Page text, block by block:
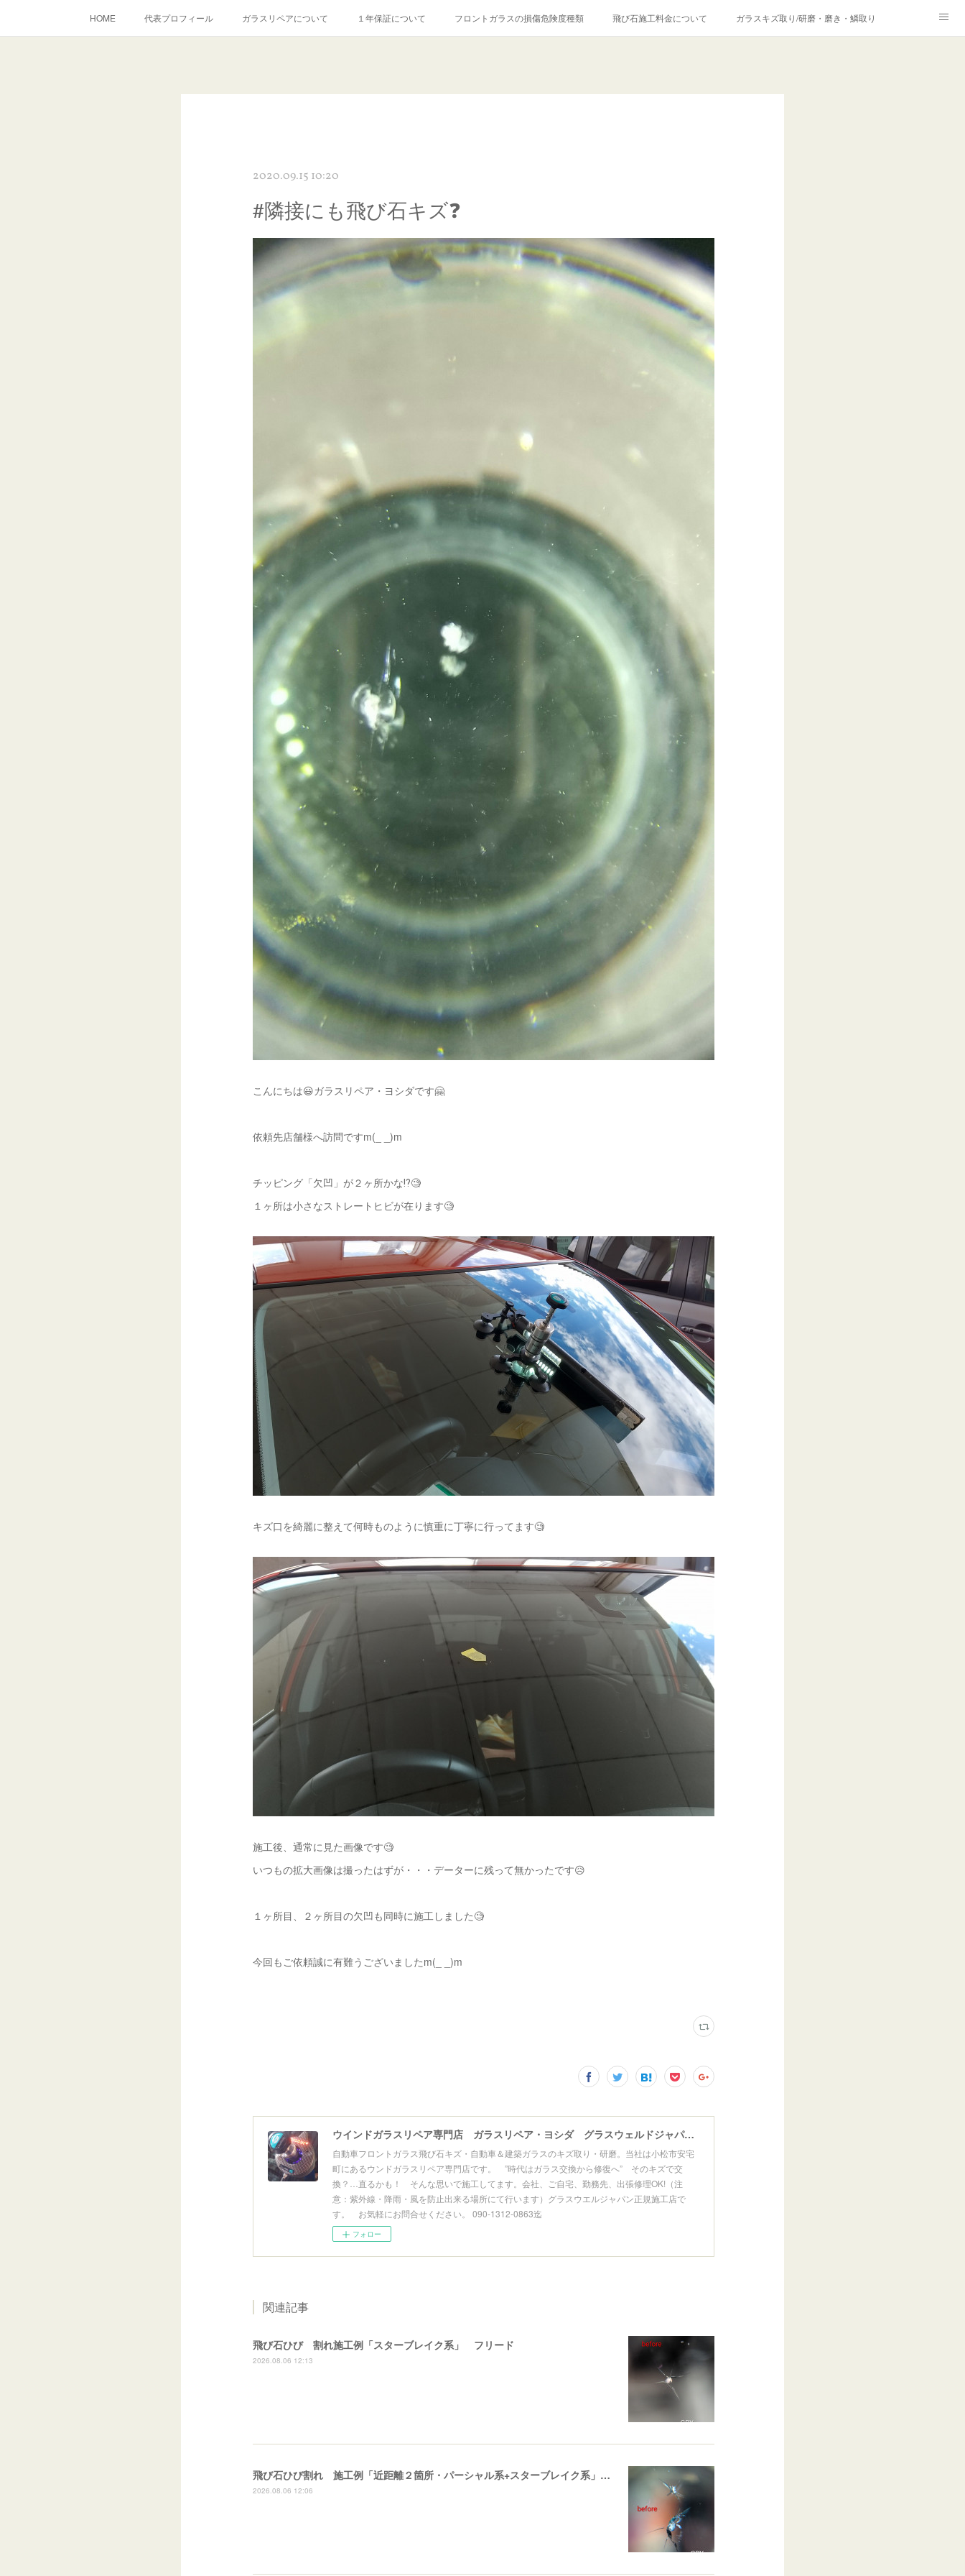
HOME 代表プロフィール ガラスリペアについて １年保証について フロントガラスの損傷危険度種類 飛び石施工料金について ガラスキズ取り/研磨・磨き・鱗取り
2020.09.15 10:20
#隣接にも飛び石キズ❓️
こんにちは😃ガラスリペア・ヨシダです🤗
依頼先店舗様へ訪問ですm(_ _)m
チッピング「欠凹」が２ヶ所かな⁉️🧐
１ヶ所は小さなストレートヒビが在ります🧐
キズ口を綺麗に整えて何時ものように慎重に丁寧に行ってます🧐
施工後、通常に見た画像です🧐
いつもの拡大画像は撮ったはずが・・・データーに残って無かったです😥
１ヶ所目、２ヶ所目の欠凹も同時に施工しました🧐
今回もご依頼誠に有難うございましたm(_ _)m
ウインドガラスリペア専門店 ガラスリペア・ヨシダ グラスウェルドジャパン 正規施工店 小松市
自動車フロントガラス飛び石キズ・自動車＆建築ガラスのキズ取り・研磨。当社は小松市安宅
町にあるウンドガラスリペア専門店です。 ”時代はガラス交換から修復へ” そのキズで交
換？…直るかも！ そんな思いで施工してます。会社、ご自宅、勤務先、出張修理OK!（注
意：紫外線・降雨・風を防止出来る場所にて行います）グラスウエルジャパン正規施工店で
す。 お気軽にお問合せください。 090-1312-0863迄
フォロー
関連記事
飛び石ひび 割れ施工例「スターブレイク系」 フリード
2026.08.06 12:13
飛び石ひび割れ 施工例「近距離２箇所・パーシャル系+スターブレイク系」ハイエース
2026.08.06 12:06